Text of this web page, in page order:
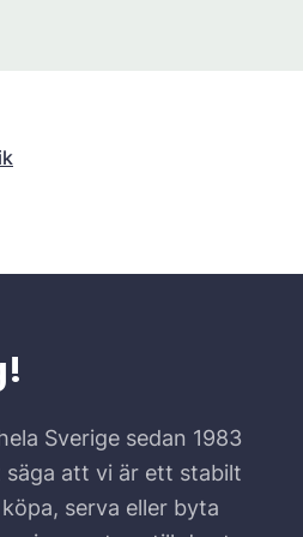
Sverige sedan 1983
säga att vi är ett stabilt
serva eller byta